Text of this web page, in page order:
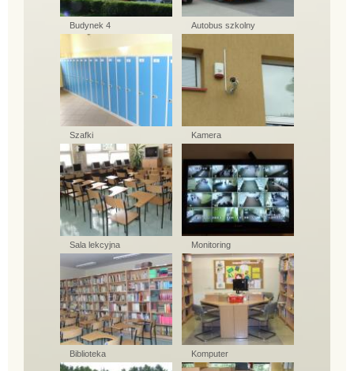
Budynek 4 Autobus szkolny
Szafki Kamera
Sala lekcyjna Monitoring
Biblioteka Komputer